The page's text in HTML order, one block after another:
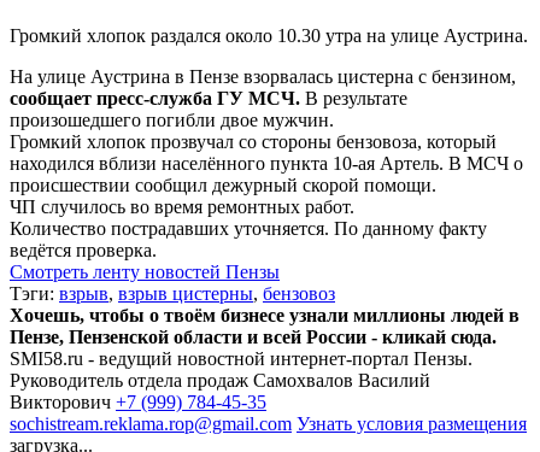
Громкий хлопок раздался около 10.30 утра на улице Аустрина.
На улице Аустрина в Пензе взорвалась цистерна с бензином,
сообщает пресс-служба ГУ МСЧ. В результате
произошедшего погибли двое мужчин.
Громкий хлопок прозвучал со стороны бензовоза, который
находился вблизи населённого пункта 10-ая Артель. В МСЧ о
происшествии сообщил дежурный скорой помощи.
ЧП случилось во время ремонтных работ.
Количество пострадавших уточняется. По данному факту
ведётся проверка.
Смотреть ленту новостей Пензы
Тэги: взрыв, взрыв цистерны, бензовоз
Хочешь, чтобы о твоём бизнесе узнали миллионы людей в
Пензе, Пензенской области и всей России - кликай сюда.
SMI58.ru - ведущий новостной интернет-портал Пензы.
Руководитель отдела продаж Самохвалов Василий
Викторович +7 (999) 784-45-35
sochistream.reklama.rop@gmail.com Узнать условия размещения
загрузка...